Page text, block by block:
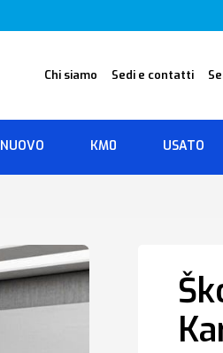
Chi siamo Sedi e contatti
NUOVO KM0 USATO